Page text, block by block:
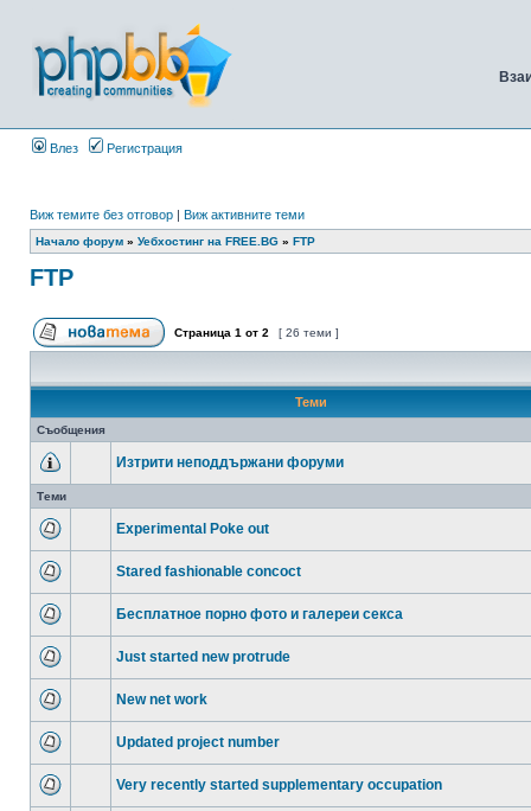
Влез Регистрация
Виж темите без отговор | Виж активните теми
Начало форум » Уебхостинг на FREE.BG » FTP
FTP
Страница 1 от 2 [ 26 теми ]
Теми
Съобщения
Изтрити неподдържани форуми
Теми
Experimental Poke out
Stared fashionable concoct
Бесплатное порно фото и галереи секса
Just started new protrude
New net work
Updated project number
Very recently started supplementary occupation